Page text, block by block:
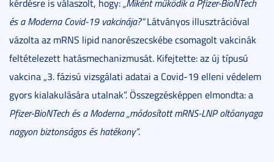
kérdésre is válaszolt, hogy:„Miként működik a Pfizer-BioNTech
és a Moderna Covid-19 vakcinája?”Látványos illusztrációval
vázolta az mRNS lipid nanorészecskébe csomagolt vakcinák
feltételezett hatásmechanizmusát. Kifejtette: az új típusú
vakcina „3. fázisú vizsgálati adatai a Covid-19 elleni védelem
gyors kialakulására utalnak”. Összegzésképpen elmondta: a
Pfizer-BioNTech és a Moderna „módosított mRNS-LNP oltóanyaga
nagyon biztonságos és hatékony”.